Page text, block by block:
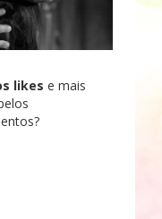
likes e mais